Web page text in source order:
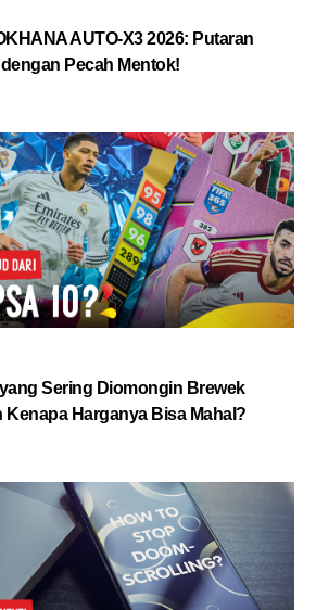
AUTO-X3 2026: Putaran
Pecah Mentok!
Sering Diomongin Brewek
Kenapa Harganya Bisa Mahal?